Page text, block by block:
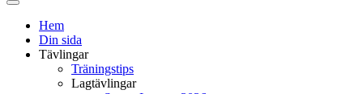
Växla
navigering
Hem
Din sida
Tävlingar
Träningstips
Lagtävlingar